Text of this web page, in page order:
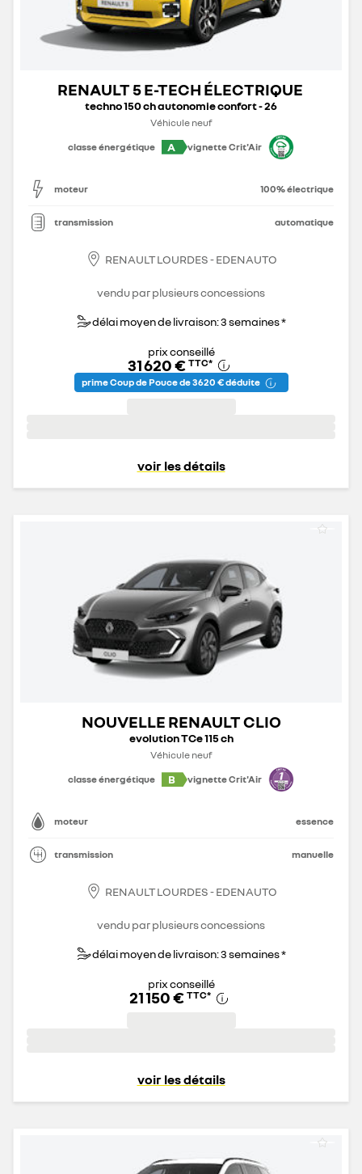
RENAULT 5 E-TECH ÉLECTRIQUE
techno 150 ch autonomie confort - 26
Véhicule neuf
classe énergétique
A vignette Crit'Air
moteur 100% électrique
transmission automatique
RENAULT LOURDES - EDENAUTO
vendu par plusieurs concessions
délai moyen de livraison: 3 semaines *
prix conseillé
31 620 € TTC*
prime Coup de Pouce de 3 620 € déduite
voir les détails
NOUVELLE RENAULT CLIO
evolution TCe 115 ch
Véhicule neuf
classe énergétique
B vignette Crit'Air
moteur essence
transmission manuelle
RENAULT LOURDES - EDENAUTO
vendu par plusieurs concessions
délai moyen de livraison: 3 semaines *
prix conseillé
21 150 € TTC*
voir les détails